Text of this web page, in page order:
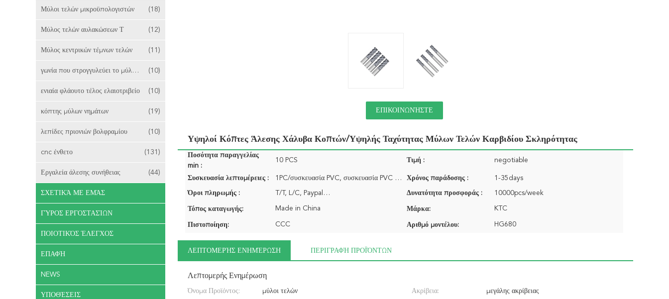
Μύλοι τελών μικροϋπολογιστών (18)
Μύλος τελών αυλακώσεων Τ (12)
Μύλος κεντρικών τέμνων τελών (11)
γωνία που στρογγυλεύει το μύλο τελών (10)
ενιαία φλάουτο τέλος ελαιοτριβείο (10)
κόπτης μύλων νημάτων (19)
λεπίδες πριονιών βολφραμίου (10)
cnc ένθετο (131)
Εργαλεία άλεσης συνήθειας (44)
ΣΧΕΤΙΚΆ ΜΕ ΕΜΆΣ
ΓΎΡΟΣ ΕΡΓΟΣΤΑΣΊΩΝ
ΠΟΙΟΤΙΚΌΣ ΈΛΕΓΧΟΣ
ΕΠΑΦΉ
NEWS
ΥΠΟΘΈΣΕΙΣ
ΕΠΙΚΟΙΝΩΝΉΣΤΕ
Υψηλοί Κόπτες Άλεσης Χάλυβα Κοπτών/υψηλής Ταχύτητας Μύλων Τελών Καρβιδίου Σκληρότητας
Ποσότητα παραγγελίας
min :
10 PCS Τιμή : negotiable
Συσκευασία λεπτομέρειες : 1PC/συσκευασία PVC, συσκευασία PVC 10pcs/πακέτο… Χρόνος παράδοσης : 1-35days
Όροι πληρωμής : T/T, L/C, Paypal… Δυνατότητα προσφοράς : 10000pcs/week
Τόπος καταγωγής: Made in China Μάρκα: KTC
Πιστοποίηση: CCC Αριθμό μοντέλου: HG680
ΛΕΠΤΟΜΕΡΉΣ ΕΝΗΜΈΡΩΣΗ ΠΕΡΙΓΡΑΦΉ ΠΡΟΪΌΝΤΩΝ
Λεπτομερής Ενημέρωση
Όνομα Προϊόντος: μύλοι τελών Ακρίβεια: μεγάλης ακρίβειας